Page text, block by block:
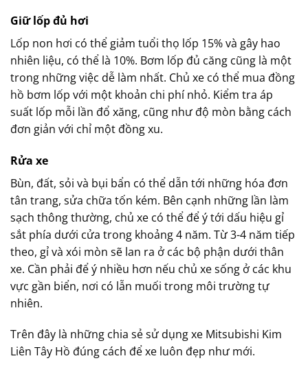
Giữ lốp đủ hơi
Lốp non hơi có thể giảm tuổi thọ lốp 15% và gây hao
nhiên liệu, có thể là 10%. Bơm lốp đủ căng cũng là một
trong những việc dễ làm nhất. Chủ xe có thể mua đồng
hồ bơm lốp với một khoản chi phí nhỏ. Kiểm tra áp
suất lốp mỗi lần đổ xăng, cũng như độ mòn bằng cách
đơn giản với chỉ một đồng xu.
Rửa xe
Bùn, đất, sỏi và bụi bẩn có thể dẫn tới những hóa đơn
tân trang, sửa chữa tốn kém. Bên cạnh những lần làm
sạch thông thường, chủ xe có thể để ý tới dấu hiệu gỉ
sắt phía dưới cửa trong khoảng 4 năm. Từ 3-4 năm tiếp
theo, gỉ và xói mòn sẽ lan ra ở các bộ phận dưới thân
xe. Cần phải để ý nhiều hơn nếu chủ xe sống ở các khu
vực gần biển, nơi có lẫn muối trong môi trường tự
nhiên.
Trên đây là những chia sẻ sử dụng xe Mitsubishi Kim
Liên Tây Hồ đúng cách để xe luôn đẹp như mới.